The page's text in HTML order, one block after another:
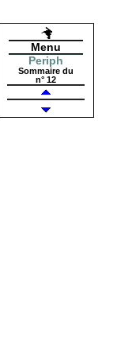
Menu
Periph
Sommaire du
n° 12